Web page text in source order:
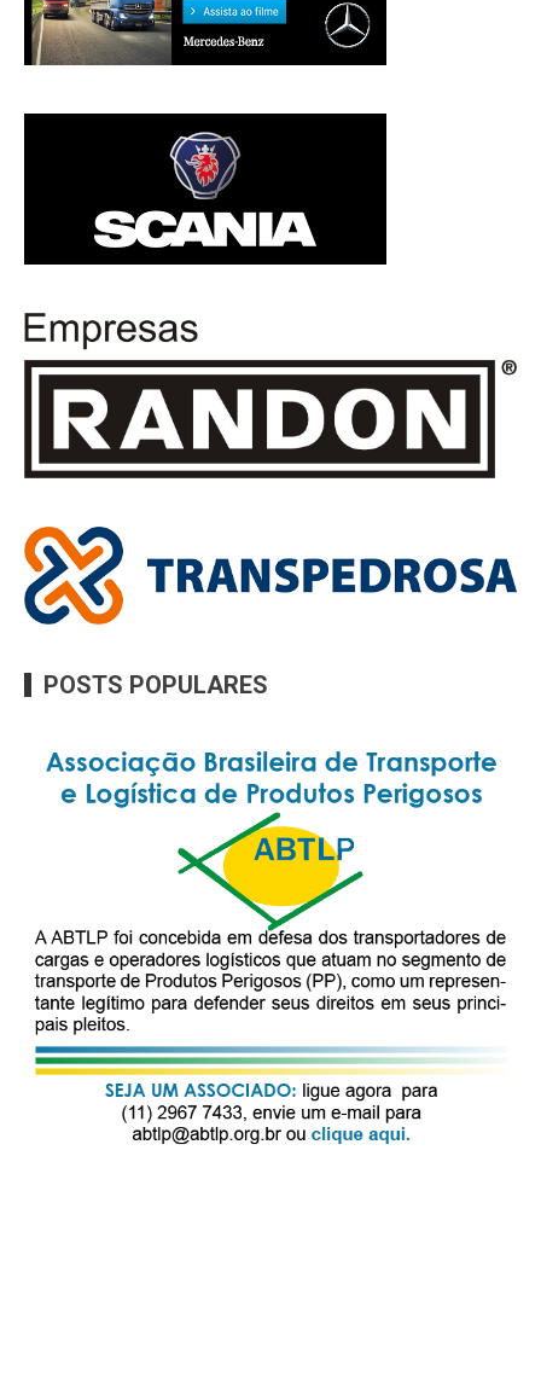
POSTS POPULARES